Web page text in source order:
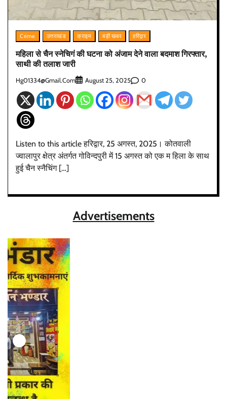
Crime उत्तराखंड क्राइम बड़ी खबर हरिद्वार
महिला से चैन स्नेचिगं की घटना को अंजाम देने वाला बदमाश गिरफ्तार,
साथी की तलाश जारी
Hg01334@gmail.com August 25, 2025 0
Listen to this article हरिद्वार, 25 अगस्त, 2025। कोतवाली
ज्वालापुर क्षेत्र अंतर्गत गोविन्दपुरी में 15 अगस्त को एक म­ हिला के साथ
हुई चैन स्नैचिंग […]
Advertisements